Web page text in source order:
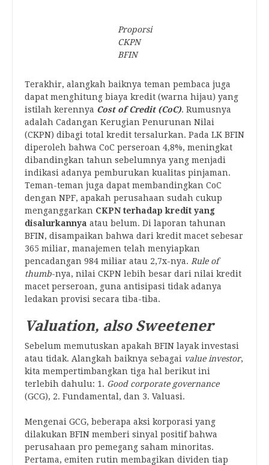
Proporsi
CKPN
BFIN
Terakhir, alangkah baiknya teman pembaca juga
dapat menghitung biaya kredit (warna hijau) yang
istilah kerennya Cost of Credit (CoC). Rumusnya
adalah Cadangan Kerugian Penurunan Nilai
(CKPN) dibagi total kredit tersalurkan. Pada LK BFIN
diperoleh bahwa CoC perseroan 4,8%, meningkat
dibandingkan tahun sebelumnya yang menjadi
indikasi adanya pemburukan kualitas pinjaman.
Teman-teman juga dapat membandingkan CoC
dengan NPF, apakah perusahaan sudah cukup
menganggarkan CKPN terhadap kredit yang
disalurkannya atau belum. Di laporan tahunan
BFIN, disampaikan bahwa dari kredit macet sebesar
365 miliar, manajemen telah menyiapkan
pencadangan 984 miliar atau 2,7x-nya. Rule of
thumb-nya, nilai CKPN lebih besar dari nilai kredit
macet perseroan, guna antisipasi tidak adanya
ledakan provisi secara tiba-tiba.
Valuation, also Sweetener
Sebelum memutuskan apakah BFIN layak investasi
atau tidak. Alangkah baiknya sebagai value investor,
kita mempertimbangkan tiga hal berikut ini
terlebih dahulu: 1. Good corporate governance
(GCG), 2. Fundamental, dan 3. Valuasi.
Mengenai GCG, beberapa aksi korporasi yang
dilakukan BFIN memberi sinyal positif bahwa
perusahaan pro pemegang saham minoritas.
Pertama, emiten rutin membagikan dividen tiap